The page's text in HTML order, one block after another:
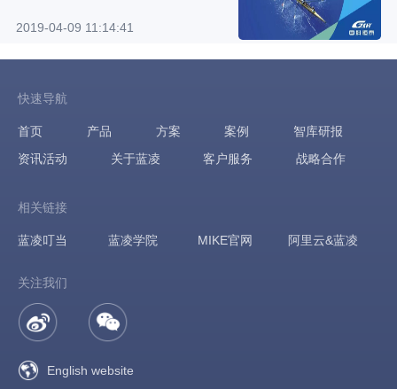
2019-04-09 11:14:41
快速导航
首页 产品 方案 案例
智库研报
资讯活动
关于蓝凌 客户服务 战略合作
相关链接
蓝凌叮当 蓝凌学院 MIKE官网 阿里云&蓝凌
关注我们
English website